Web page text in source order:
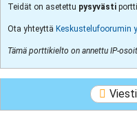
Teidät on asetettu pysyvästi
Ota yhteyttä Keskustelufoorumin
Tämä porttikielto on annettu IP-